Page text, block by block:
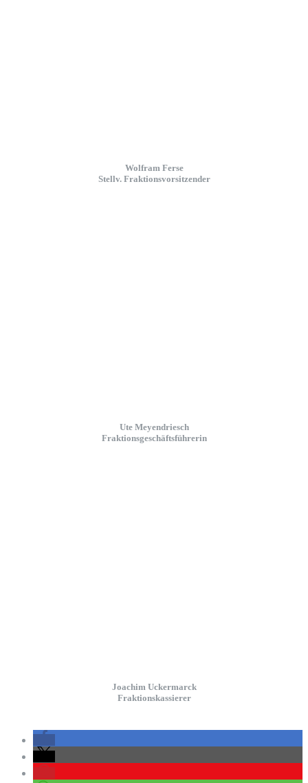
Wolfram Ferse
Stellv. Fraktionsvorsitzender
Ute Meyendriesch
Fraktionsgeschäftsführerin
Joachim Uckermarck
Fraktionskassierer